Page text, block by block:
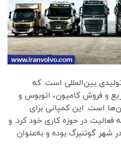
بین‌المللی است. که
و فروش کامیون، اتوبوس و
است. این کمپانی برای
سال 1927 شروع به فعالیت در حوزه کاری خود کرد. و
شهر گوتنبرگ بوده و به‌عنوان